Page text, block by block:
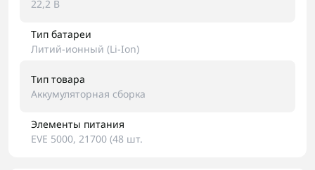
22,2 В
Тип батареи
Литий-ионный (Li-Ion)
Тип товара
Аккумуляторная сборка
Элементы питания
EVE 5000, 21700 (48 шт.